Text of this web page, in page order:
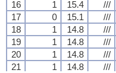
16
1 15.4 ///
17
0 15.1 ///
18
1 14.8 ///
19
1 14.8 ///
20
1 14.8 ///
21
1 14.8 ///
16
1 15.4 ///
17
0 15.1 ///
18
1 14.8 ///
19
1 14.8 ///
20
1 14.8 ///
21
1 14.8 ///
16
1 15.4 ///
17
0 15.1 ///
18
1 14.8 ///
19
1 14.8 ///
20
1 14.8 ///
21
1 14.8 ///
16
1 15.4 ///
17
0 15.1 ///
18
1 14.8 ///
19
1 14.8 ///
20
1 14.8 ///
21
1 14.8 ///